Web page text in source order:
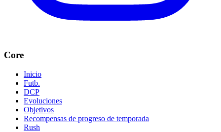
Core
Inicio
Futb.
DCP
Evoluciones
Objetivos
Recompensas de progreso de temporada
Rush